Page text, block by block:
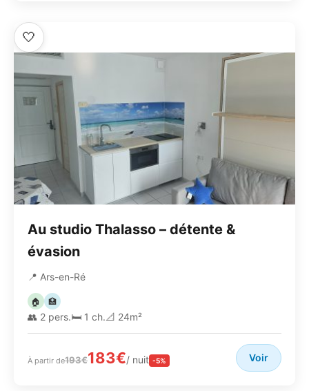
🤍
Au studio Thalasso – détente &
évasion
📍 Ars-en-Ré
🏠 🏥
👥 2 pers.🛏️ 1 ch.📐 24m²
À partir de193€183€/ nuit -5% Voir